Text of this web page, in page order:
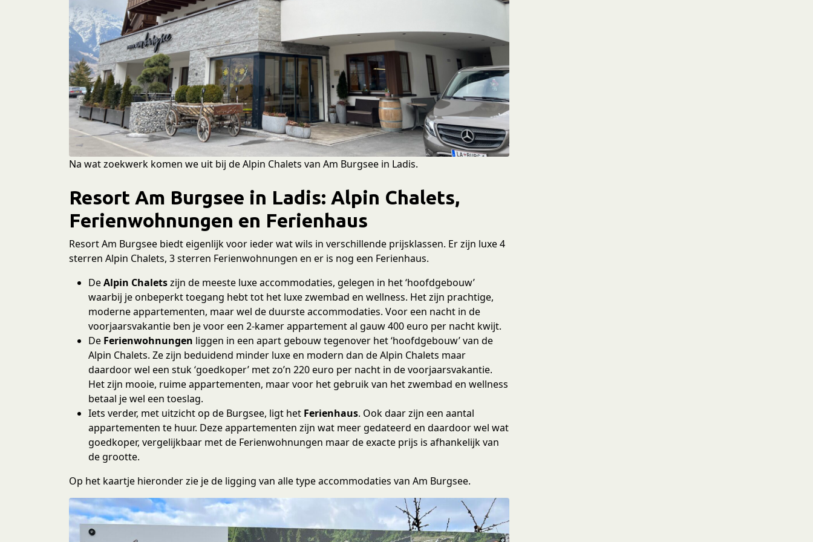
c
t
i
e
Na wat zoekwerk komen we uit bij de Alpin Chalets van Am Burgsee in Ladis.
Resort Am Burgsee in Ladis: Alpin Chalets,
Ferienwohnungen en Ferienhaus
Resort Am Burgsee biedt eigenlijk voor ieder wat wils in verschillende prijsklassen. Er zijn luxe 4
sterren Alpin Chalets, 3 sterren Ferienwohnungen en er is nog een Ferienhaus.
DeAlpin Chaletszijn de meeste luxe accommodaties, gelegen in het ‘hoofdgebouw’
waarbij je onbeperkt toegang hebt tot het luxe zwembad en wellness. Het zijn prachtige,
moderne appartementen, maar wel de duurste accommodaties. Voor een nacht in de
voorjaarsvakantie ben je voor een 2-kamer appartement al gauw 400 euro per nacht kwijt.
De Ferienwohnungen liggen in een apart gebouw tegenover het ‘hoofdgebouw’ van de
Alpin Chalets. Ze zijn beduidend minder luxe en modern dan de Alpin Chalets maar
daardoor wel een stuk ‘goedkoper’ met zo’n 220 euro per nacht in de voorjaarsvakantie.
Het zijn mooie, ruime appartementen, maar voor het gebruik van het zwembad en wellness
betaal je wel een toeslag.
Iets verder, met uitzicht op de Burgsee, ligt het Ferienhaus. Ook daar zijn een aantal
appartementen te huur. Deze appartementen zijn wat meer gedateerd en daardoor wel wat
goedkoper, vergelijkbaar met de Ferienwohnungen maar de exacte prijs is afhankelijk van
de grootte.
Op het kaartje hieronder zie je de ligging van alle type accommodaties van Am Burgsee.